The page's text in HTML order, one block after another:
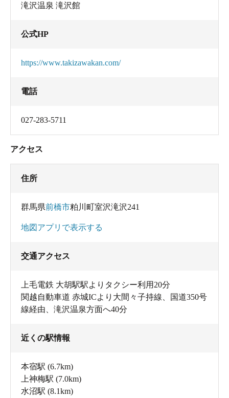
滝沢温泉 滝沢館
公式HP
https://www.takizawakan.com/
電話
027-283-5711
アクセス
住所
群馬県前橋市粕川町室沢滝沢241
地図アプリで表示する
交通アクセス
上毛電鉄 大胡駅駅よりタクシー利用20分
関越自動車道 赤城ICより大間々子持線、国道350号
線経由、滝沢温泉方面へ40分
近くの駅情報
本宿駅 (6.7km)
上神梅駅 (7.0km)
水沼駅 (8.1km)